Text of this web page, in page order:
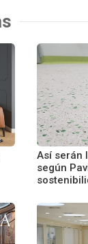
Así serán
según